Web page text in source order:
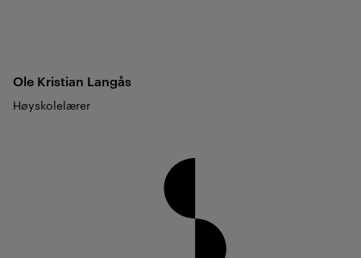
Ole Kristian Langås
Høyskolelærer